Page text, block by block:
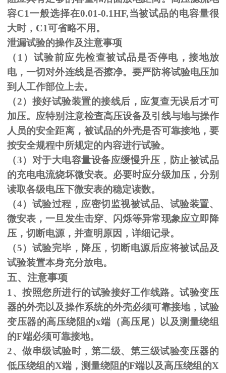
容C1一般选择在0.01-0.1HF,当被试品的电容量很
大时，C1可省略不用。
泄漏试验的操作及注意事项
（1）试验前应先检查被试品是否停电，接地放
电，一切对外连线是否擦净。要严防将试验电压加
到人工作部位上去。
（2）接好试验装置的接线后，应复查无误后才可
加压。应特别注意检查高压设备及引线与地与操作
人员的安全距离，被试品的外壳是否可靠接地，要
按安全规程中所规定的内容进行试验。
（3）对于大电容量设备应缓慢升压，防止被试品
的充电电流烧坏微安表。必要时应分级加压，分别
读取各级电压下微安表的稳定读数。
（4）试验过程，应密切监视被试品、试验装置、
微安表，一旦发生击穿、闪烁等异常现象应立即降
压，切断电源，并查明原因，详细记录。
（5）试验完毕，降压，切断电源后应将被试品及
试验装置本身充分放电。
五、注意事项
1、按照您所进行的试验接好工作线路。试验变压
器的外壳以及操作系统的外壳必须可靠接地，试验
变压器的高压绕阻的x端（高压尾）以及测量绕组
的F端必须可靠接地。
2、做串级试验时，第二级、第三级试验变压器的
低压绕组的X端，测量绕阻的F端以及高压绕组的X